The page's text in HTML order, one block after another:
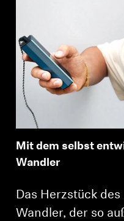
Mit dem selbst
Wandler
Das Herzstück
Wandler, der so